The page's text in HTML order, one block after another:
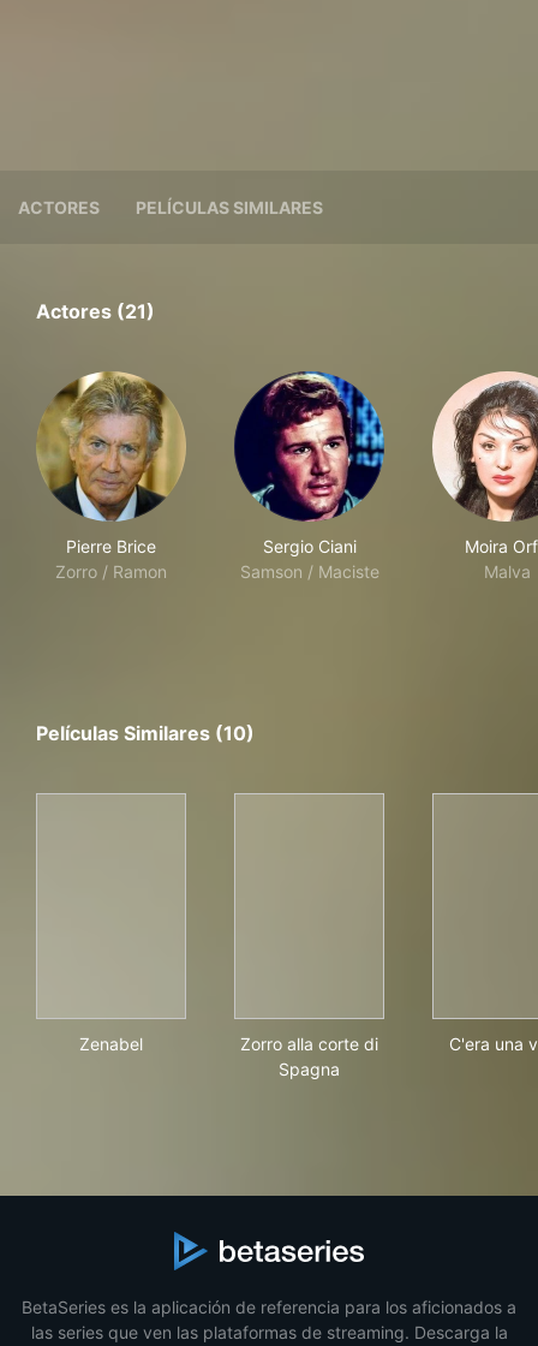
ACTORES PELÍCULAS SIMILARES
Actores (21)
Pierre Brice
Zorro / Ramon
Sergio Ciani
Samson / Maciste
Moira
Malva
Películas Similares (10)
Zenabel
Zorro alla corte di
Spagna
C'era una
BetaSeries es la aplicación de referencia para los aficionados a
las series que ven las plataformas de streaming. Descarga la